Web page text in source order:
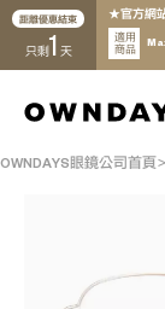
距離優惠結束
只剩1 天
★官方網
適用
商品
OWNDAYS眼鏡公司首頁